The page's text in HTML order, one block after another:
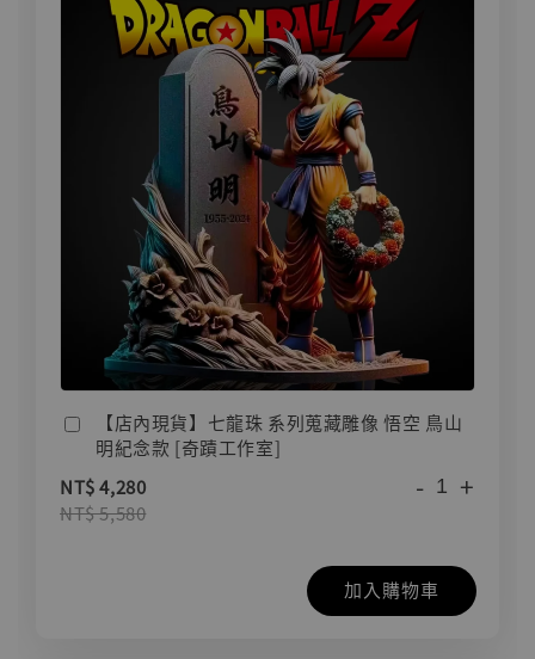
【店內現貨】七龍珠 系列蒐藏雕像 悟空 鳥山
明紀念款 [奇蹟工作室]
NT$ 4,280
NT$ 5,580
- +
加入購物車